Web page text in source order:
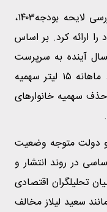
مرکز پژوهش‌های مجلس در جریان بررسی لایحه بودجه۱۴۰۳،
را ارائه کرد. بر اساس
سال آینده به سرپرست
خانوار‌های فاقد خودرو به ازای هر نفر، ماهانه ۱۵ لیتر سهمیه
سهمیه خانوار‌های
دولت متوجه وضعیت
در روند انتشار و
تحلیلگران اقتصادی
سعید لیلاز مخالف